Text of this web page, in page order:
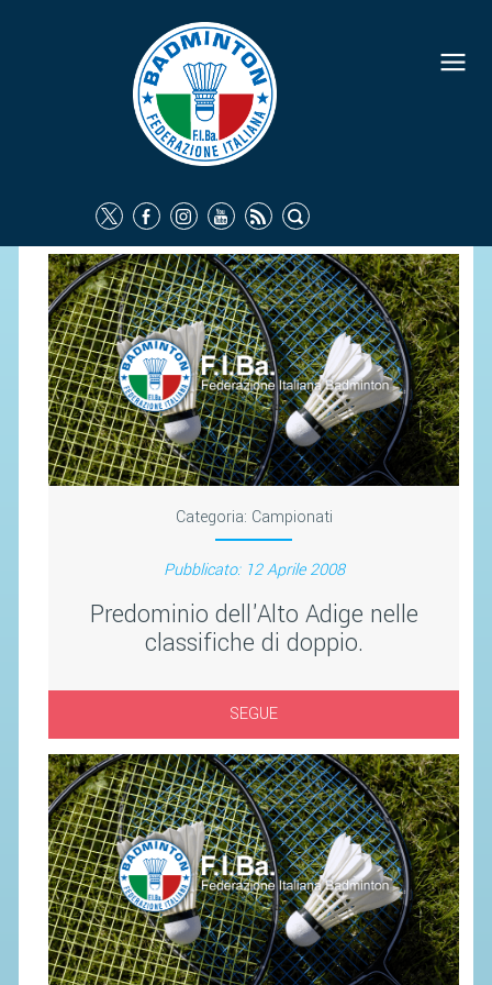
Categoria: Campionati
Pubblicato: 12 Aprile 2008
Predominio dell'Alto Adige nelle
classifiche di doppio.
SEGUE
FEDERAZIONE
IDENTITÀ
COMMISSIONI FEDERALI
ORGANI TERRITORIALI
SOCIETÀ SPORTIVE
CARTE FEDERALI
ATTI UFFICIALI
TUTELA DELLA SALUTE -
ANTIDOPING
COMUNICAZIONE E MARKETING
CONTATTI
AVVISI E BANDI
CIRCOLARI
RESPONSABILITÀ SOCIALE
SAFEGUARDING
RICHIESTA PATROCINIO
GIUSTIZIA FEDERALE
REGOLAMENTI
PROVVEDIMENTI
ORGANI DI GIUSTIZIA FEDERALE
MAGLIA AZZURRA